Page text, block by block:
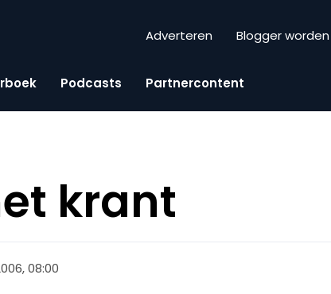
Adverteren Blogger worden
Podcasts Partnercontent
krant
08:00